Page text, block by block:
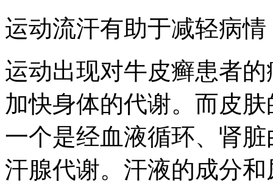
运动流汗有助于减轻病情
运动出现对牛皮癣患者
加快身体的代谢。而皮
一个是经血液循环、肾
汗腺代谢。汗液的成分